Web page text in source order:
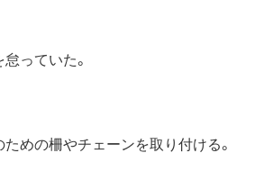
っていた。
ための柵やチェーンを取り付ける。